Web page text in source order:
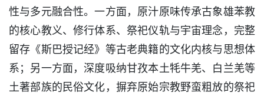
性与多元融合性。一方面，原汁原味传承古象雄苯教
的核心教义、修行体系、祭祀仪轨与宇宙理念，完整
留存《斯巴授记经》等古老典籍的文化内核与思想体
系；另一方面，深度吸纳甘孜本土牦牛羌、白兰羌等
土著部族的民俗文化，摒弃原始宗教野蛮粗放的祭祀